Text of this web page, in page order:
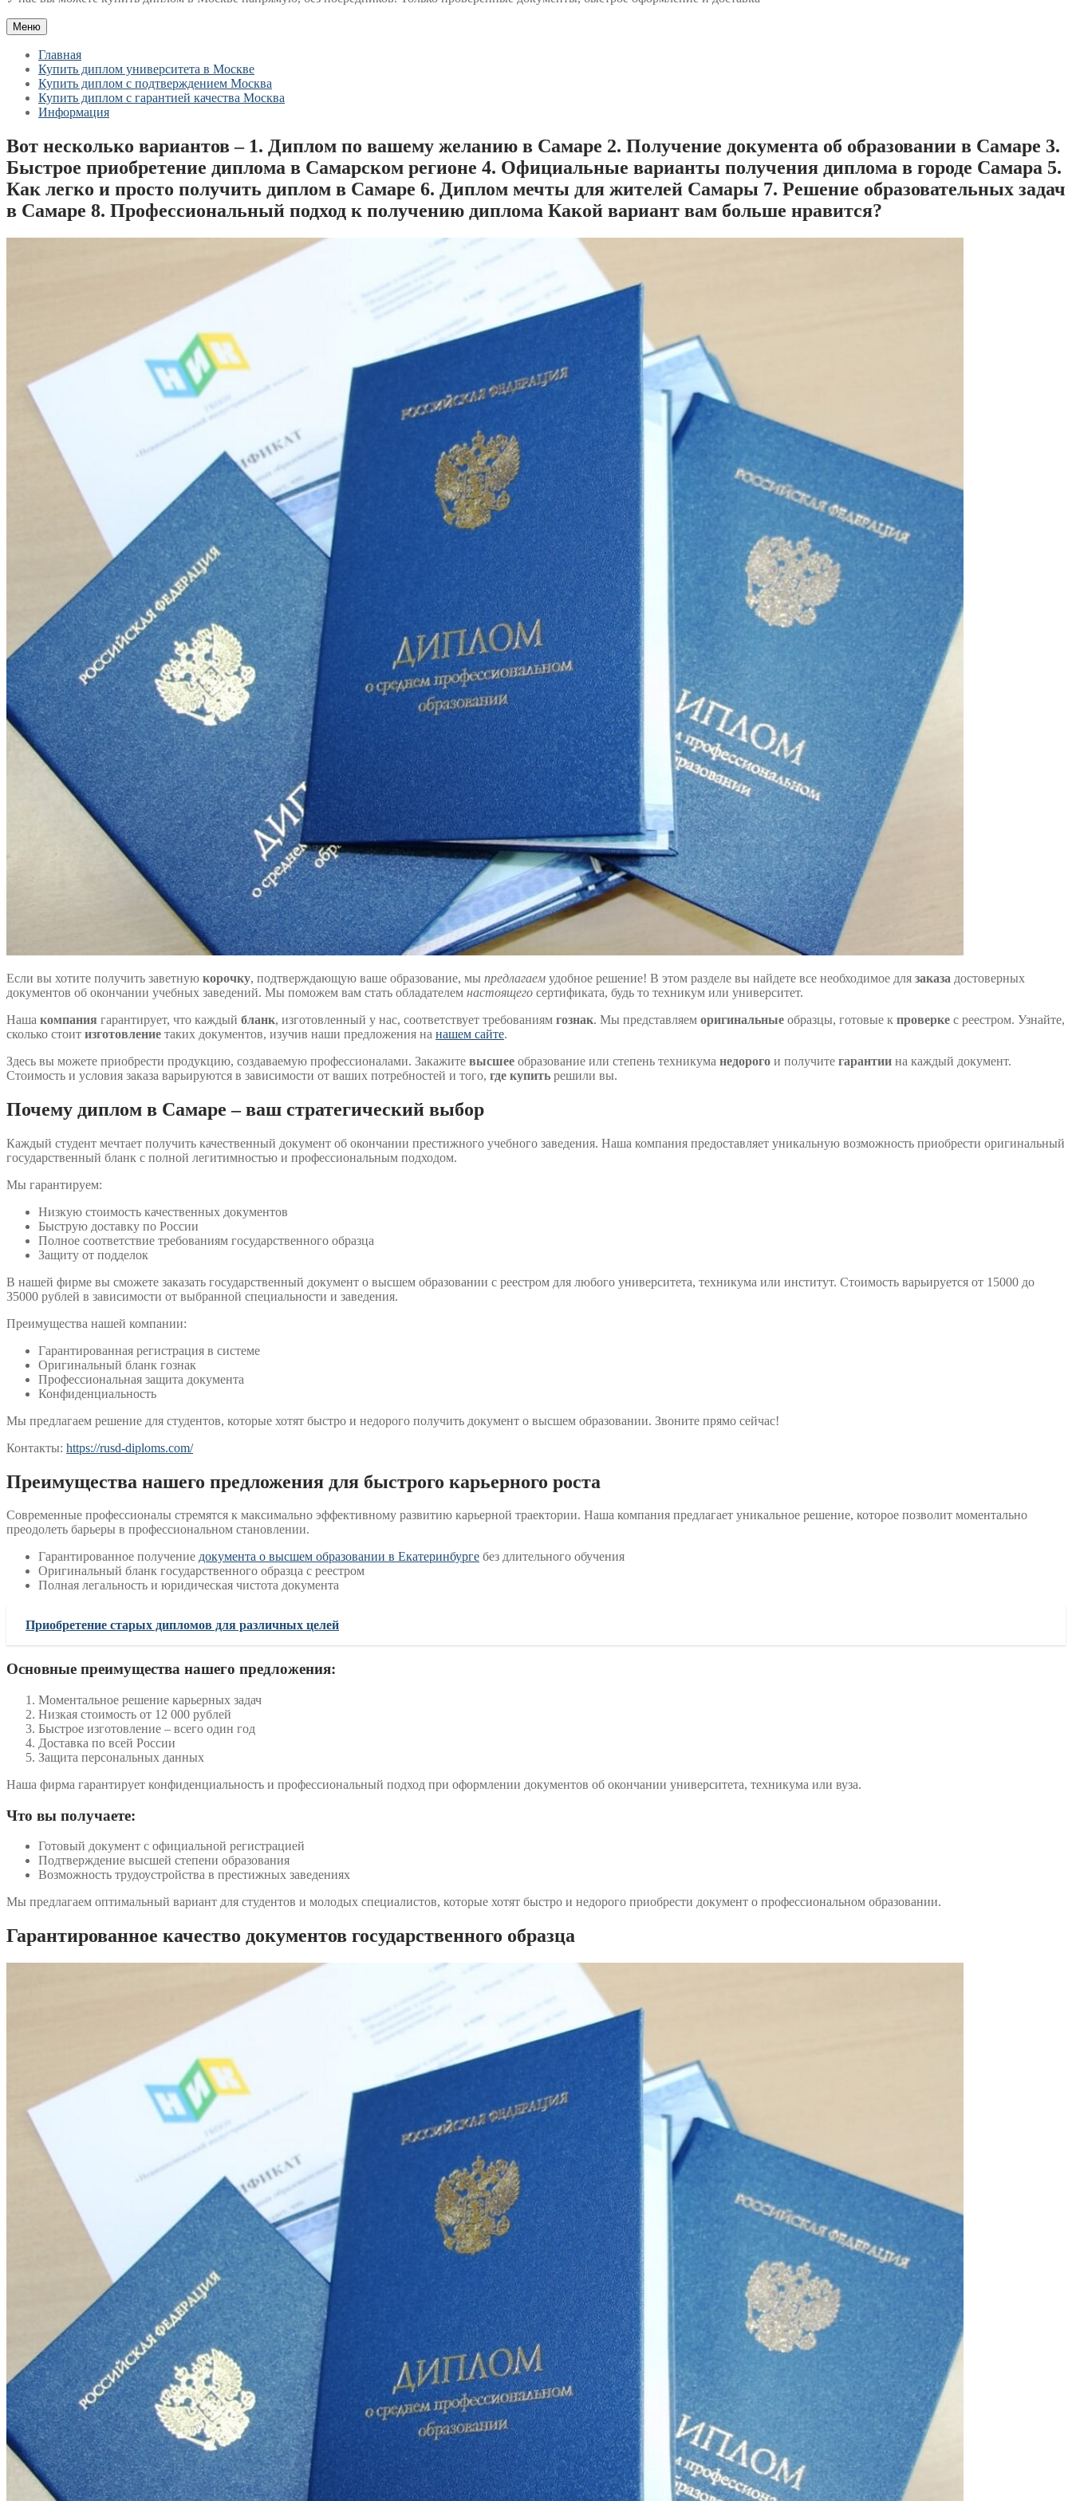
Меню
Главная
Купить диплом университета в Москве
Купить диплом с подтверждением Москва
Купить диплом с гарантией качества Москва
Информация
Вот несколько вариантов – 1. Диплом по вашему желанию в Самаре 2. Получение документа об образовании в Самаре 3.
Быстрое приобретение диплома в Самарском регионе 4. Официальные варианты получения диплома в городе Самара 5.
Как легко и просто получить диплом в Самаре 6. Диплом мечты для жителей Самары 7. Решение образовательных задач
в Самаре 8. Профессиональный подход к получению диплома Какой вариант вам больше нравится?
Если вы хотите получить заветную корочку, подтверждающую ваше образование, мы предлагаем удобное решение! В этом разделе вы найдете все необходимое для заказа достоверных
документов об окончании учебных заведений. Мы поможем вам стать обладателем настоящего сертификата, будь то техникум или университет.
Наша компания гарантирует, что каждый бланк, изготовленный у нас, соответствует требованиям гознак. Мы представляем оригинальные образцы, готовые к проверке с реестром. Узнайте,
сколько стоит изготовление таких документов, изучив наши предложения на нашем сайте.
Здесь вы можете приобрести продукцию, создаваемую профессионалами. Закажите высшее образование или степень техникума недорого и получите гарантии на каждый документ.
Стоимость и условия заказа варьируются в зависимости от ваших потребностей и того, где купить решили вы.
Почему диплом в Самаре – ваш стратегический выбор
Каждый студент мечтает получить качественный документ об окончании престижного учебного заведения. Наша компания предоставляет уникальную возможность приобрести оригинальный
государственный бланк с полной легитимностью и профессиональным подходом.
Мы гарантируем:
Низкую стоимость качественных документов
Быструю доставку по России
Полное соответствие требованиям государственного образца
Защиту от подделок
В нашей фирме вы сможете заказать государственный документ о высшем образовании с реестром для любого университета, техникума или институт. Стоимость варьируется от 15000 до
35000 рублей в зависимости от выбранной специальности и заведения.
Преимущества нашей компании:
Гарантированная регистрация в системе
Оригинальный бланк гознак
Профессиональная защита документа
Конфиденциальность
Мы предлагаем решение для студентов, которые хотят быстро и недорого получить документ о высшем образовании. Звоните прямо сейчас!
Контакты: https://rusd-diploms.com/
Преимущества нашего предложения для быстрого карьерного роста
Современные профессионалы стремятся к максимально эффективному развитию карьерной траектории. Наша компания предлагает уникальное решение, которое позволит моментально
преодолеть барьеры в профессиональном становлении.
Гарантированное получение документа о высшем образовании в Екатеринбурге без длительного обучения
Оригинальный бланк государственного образца с реестром
Полная легальность и юридическая чистота документа
Приобретение старых дипломов для различных целей
Основные преимущества нашего предложения:
Моментальное решение карьерных задач
Низкая стоимость от 12 000 рублей
Быстрое изготовление – всего один год
Доставка по всей России
Защита персональных данных
Наша фирма гарантирует конфиденциальность и профессиональный подход при оформлении документов об окончании университета, техникума или вуза.
Что вы получаете:
Готовый документ с официальной регистрацией
Подтверждение высшей степени образования
Возможность трудоустройства в престижных заведениях
Мы предлагаем оптимальный вариант для студентов и молодых специалистов, которые хотят быстро и недорого приобрести документ о профессиональном образовании.
Гарантированное качество документов государственного образца